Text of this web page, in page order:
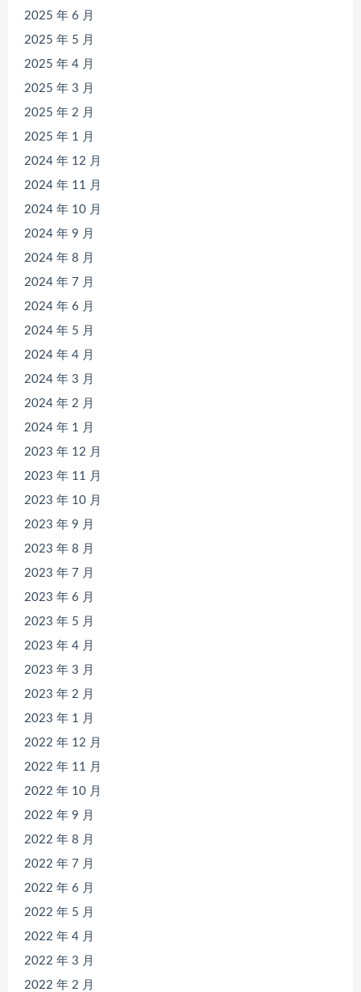
2025 年 6 月
2025 年 5 月
2025 年 4 月
2025 年 3 月
2025 年 2 月
2025 年 1 月
2024 年 12 月
2024 年 11 月
2024 年 10 月
2024 年 9 月
2024 年 8 月
2024 年 7 月
2024 年 6 月
2024 年 5 月
2024 年 4 月
2024 年 3 月
2024 年 2 月
2024 年 1 月
2023 年 12 月
2023 年 11 月
2023 年 10 月
2023 年 9 月
2023 年 8 月
2023 年 7 月
2023 年 6 月
2023 年 5 月
2023 年 4 月
2023 年 3 月
2023 年 2 月
2023 年 1 月
2022 年 12 月
2022 年 11 月
2022 年 10 月
2022 年 9 月
2022 年 8 月
2022 年 7 月
2022 年 6 月
2022 年 5 月
2022 年 4 月
2022 年 3 月
2022 年 2 月